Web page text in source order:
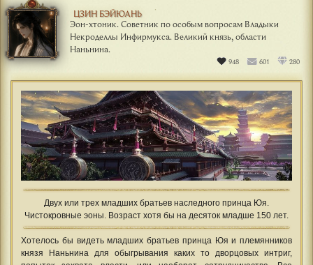
ЦЗИН БЭЙЮАНЬ
Эон-хтоник. Советник по особым вопросам Владыки
Некроделлы Инфирмукса. Великий князь, области
Наньнина.
948 601 280
Двух или трех младших братьев наследного принца Юя.
Чистокровные эоны. Возраст хотя бы на десяток младше 150 лет.
Хотелось бы видеть младших братьев принца Юя и племянников
князя Наньнина для обыгрывания каких то дворцовых интриг,